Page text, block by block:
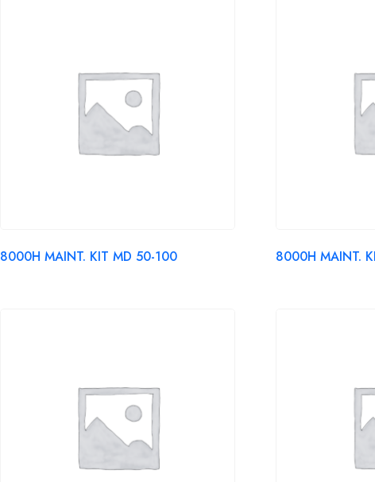
8000H MAINT. KIT MD 50-100 8000H MAINT.